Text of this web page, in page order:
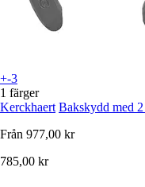
+-3
1 färger
Kerckhaert Bakskydd med
Från 977,00 kr
785,00 kr